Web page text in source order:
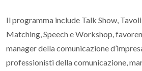
Il programma include Talk Show,
Matching, Speech e Workshop,
manager della comunicazione
professionisti della comunicazione,